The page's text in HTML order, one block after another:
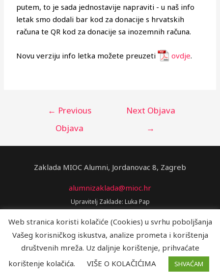
putem, to je sada jednostavije napraviti - u naš info
letak smo dodali bar kod za donacije s hrvatskih
računa te QR kod za donacije sa inozemnih računa.
Novu verziju info letka možete preuzeti ovdje.
← Previous
Objava
Next Objava
→
Zaklada MIOC Alumni, Jordanovac 8, Zagreb
alumnizaklada@mioc.hr
Upravitelj Zaklade: Luka Pap
Web stranica koristi kolačiće (Cookies) u svrhu poboljšanja
Vašeg korisničkog iskustva, analize prometa i korištenja
društvenih mreža. Uz daljnje korištenje, prihvaćate
korištenje kolačića.
VIŠE O KOLAČIĆIMA SHVAĆAM